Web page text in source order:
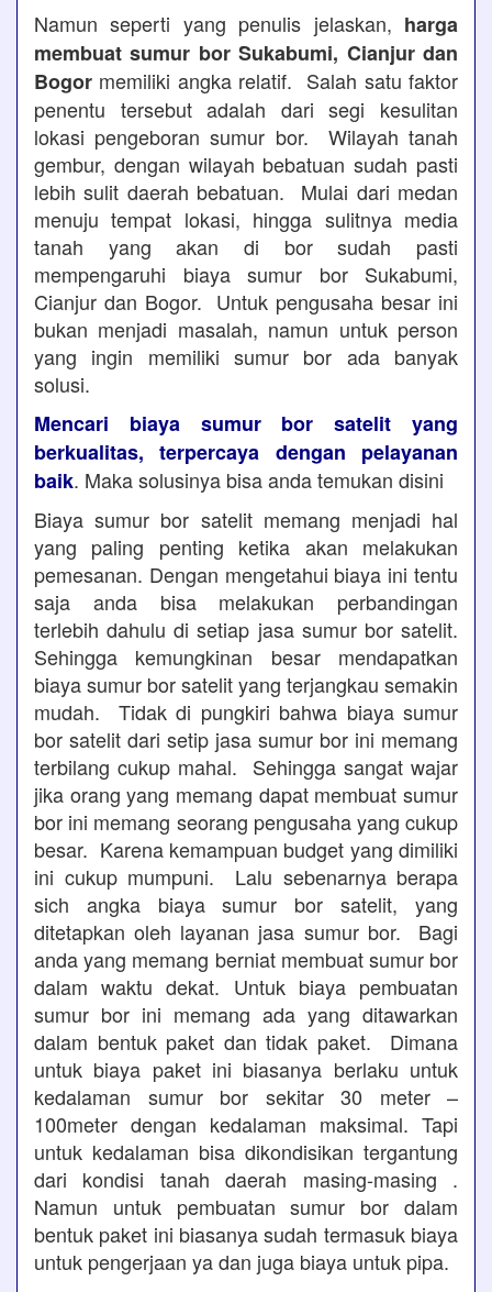
Namun seperti yang penulis jelaskan, harga
membuat sumur bor Sukabumi, Cianjur dan
Bogor memiliki angka relatif. Salah satu faktor
penentu tersebut adalah dari segi kesulitan
lokasi pengeboran sumur bor. Wilayah tanah
gembur, dengan wilayah bebatuan sudah pasti
lebih sulit daerah bebatuan. Mulai dari medan
menuju tempat lokasi, hingga sulitnya media
tanah yang akan di bor sudah pasti
mempengaruhi biaya sumur bor Sukabumi,
Cianjur dan Bogor. Untuk pengusaha besar ini
bukan menjadi masalah, namun untuk person
yang ingin memiliki sumur bor ada banyak
solusi.
Mencari biaya sumur bor satelit yang
berkualitas, terpercaya dengan pelayanan
baik. Maka solusinya bisa anda temukan disini
Biaya sumur bor satelit memang menjadi hal
yang paling penting ketika akan melakukan
pemesanan. Dengan mengetahui biaya ini tentu
saja anda bisa melakukan perbandingan
terlebih dahulu di setiap jasa sumur bor satelit.
Sehingga kemungkinan besar mendapatkan
biaya sumur bor satelit yang terjangkau semakin
mudah. Tidak di pungkiri bahwa biaya sumur
bor satelit dari setip jasa sumur bor ini memang
terbilang cukup mahal. Sehingga sangat wajar
jika orang yang memang dapat membuat sumur
bor ini memang seorang pengusaha yang cukup
besar. Karena kemampuan budget yang dimiliki
ini cukup mumpuni. Lalu sebenarnya berapa
sich angka biaya sumur bor satelit, yang
ditetapkan oleh layanan jasa sumur bor. Bagi
anda yang memang berniat membuat sumur bor
dalam waktu dekat. Untuk biaya pembuatan
sumur bor ini memang ada yang ditawarkan
dalam bentuk paket dan tidak paket. Dimana
untuk biaya paket ini biasanya berlaku untuk
kedalaman sumur bor sekitar 30 meter –
100meter dengan kedalaman maksimal. Tapi
untuk kedalaman bisa dikondisikan tergantung
dari kondisi tanah daerah masing-masing .
Namun untuk pembuatan sumur bor dalam
bentuk paket ini biasanya sudah termasuk biaya
untuk pengerjaan ya dan juga biaya untuk pipa.